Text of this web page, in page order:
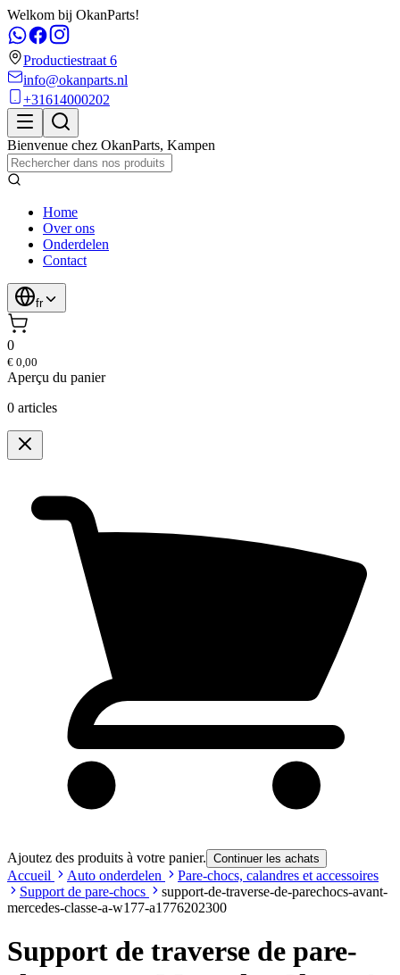
Welkom bij OkanParts!
Productiestraat 6
info@okanparts.nl
+31614000202
Bienvenue chez OkanParts, Kampen
Home
Over ons
Onderdelen
Contact
fr
0
€ 0,00
Aperçu du panier
0 articles
Ajoutez des produits à votre panier. Continuer les achats
Accueil Auto onderdelen
Pare-chocs, calandres et accessoires
Support de pare-chocs
support-de-traverse-de-parechocs-avant-
mercedes-classe-a-w177-a1776202300
Support de traverse de pare-